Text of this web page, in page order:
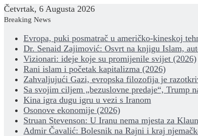
Četvrtak, 6 Augusta 2026
Breaking News
Evropa, puki posmatrač u američko-kineskoj
Dr. Senaid Zajimović: Osvrt na knjigu Islam,
Vizionari: ideje koje su promijenile svijet (2026)
Rani islam i početak kapitalizma (2026)
Zahvaljujući Gazi, evropska filozofija je
Sa svojim ciljem „bezuslovne predaje“, Trump
Kina igra dugu igru u vezi s Iranom
Osonove ekonomije (2026)
Struan Stevenson: U Iranu nema mjesta za
Admir Čavalić: Bolesnik na Rajni i kraj